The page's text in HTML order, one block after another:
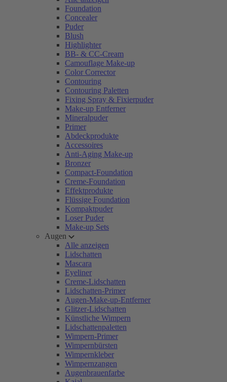
Foundation
Concealer
Puder
Blush
Highlighter
BB- & CC-Cream
Camouflage Make-up
Color Corrector
Contouring
Contouring Paletten
Fixing Spray & Fixierpuder
Make-up Entferner
Mineralpuder
Primer
Abdeckprodukte
Accessoires
Anti-Aging Make-up
Bronzer
Compact-Foundation
Creme-Foundation
Effektprodukte
Flüssige Foundation
Kompaktpuder
Loser Puder
Make-up Sets
Augen
Alle anzeigen
Lidschatten
Mascara
Eyeliner
Creme-Lidschatten
Lidschatten-Primer
Augen-Make-up-Entferner
Glitzer-Lidschatten
Künstliche Wimpern
Lidschattenpaletten
Wimpern-Primer
Wimpernbürsten
Wimpernkleber
Wimpernzangen
Augenbrauenfarbe